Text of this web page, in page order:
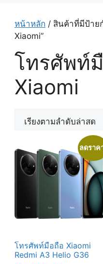
หน้าหลัก / สินค้าที่มีป้าย
Xiaomi”
โทรศัพท์
Xiaomi
ลดราค
โทรศัพท์มือถือ Xiaomi
Redmi A3 Helio G36